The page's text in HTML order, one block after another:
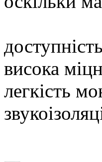
висока
легкість